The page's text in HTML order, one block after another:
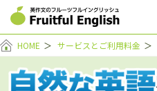
HOME ＞ サービスとご利用料金 ＞